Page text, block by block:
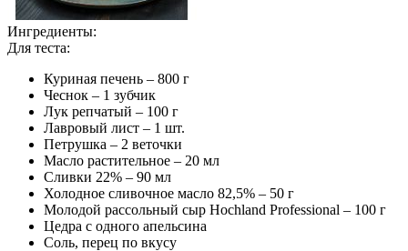
Ингредиенты:
Для теста:
Куриная печень – 800 г
Чеснок – 1 зубчик
Лук репчатый – 100 г
Лавровый лист – 1 шт.
Петрушка – 2 веточки
Масло растительное – 20 мл
Сливки 22% – 90 мл
Холодное сливочное масло 82,5% – 50 г
Молодой рассольный сыр Hochland Professional – 100 г
Цедра с одного апельсина
Соль, перец по вкусу